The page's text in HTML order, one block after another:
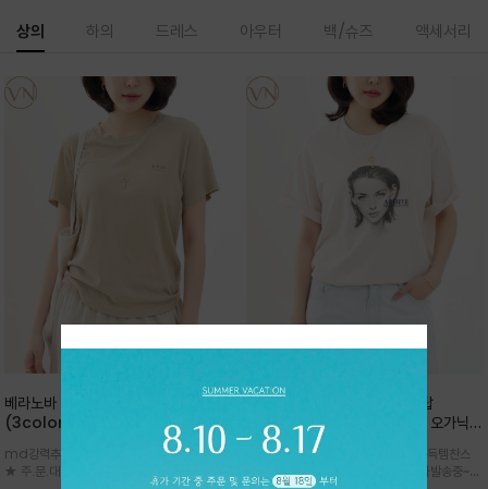
베라노바 심플 VN13 코튼탑
(3color)*썸머 바이오 강연/ 스판 너
무 좋고 옷감 시원한 프리미엄 소재 / 군
더더기 없이 깔끔한 무드가 매력적인
VN13 코튼 티셔츠
md강력추천 2026 신상품 ★한정 대박 세일
★ 주.문.대.폭.주 - 전컬러 인기~순차발송중
베라노바 어반 우먼 강연 코튼탑
(2color) *한여름 내내 입는 오가닉
강연 코튼 / Partial Printing/라인
워크 (Line Work) & 스케치/감각적
인 아트워크 프린트가 시선을 끄는 루즈
md강력추천 2026 신상품 ★대박 득템찬스
~~ 주.문.대.폭.주 - 전컬러 인기~순차발송중~★
상의 하의 드레스 아우터 백/슈즈 액세서리